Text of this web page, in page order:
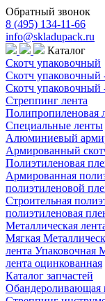
Обратный звонок
8 (495) 134-11-66
info@skladupack.ru
Каталог
Скотч упаковочный
Скотч упаковочный
Скотч упаковочный
Стреппинг лента
Полипропиленовая
Специальные ленты
Алюминиевый
Армированный
Полиэтиленовая
Армированная
полиэтиленовой
Строительная
полиэтиленовая
Металлическая
Мягкая
лента Упаковочная
лента оцинкованная
Каталог запчастей
Обандероливающая